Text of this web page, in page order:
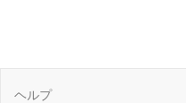
ヘルプ